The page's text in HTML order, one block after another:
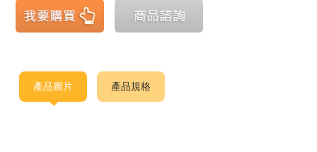
產品圖片 產品規格